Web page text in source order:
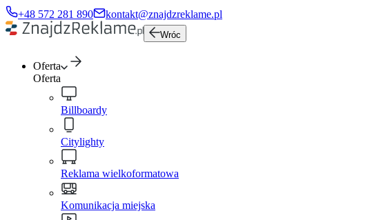
+48 572 281 890 kontakt@znajdzreklame.pl
Wróc
Oferta
Oferta
Billboardy
Citylighty
Reklama wielkoformatowa
Komunikacja miejska